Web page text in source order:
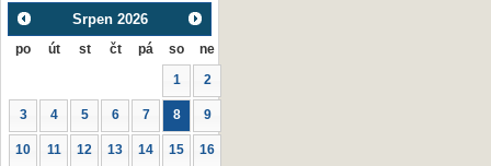
Srpen 2026
po út st čt pá so ne
1 2
3 4 5 6 7 8 9
10 11 12 13 14 15 16